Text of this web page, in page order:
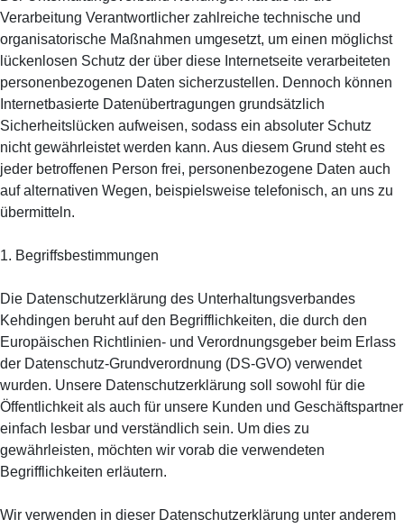
Verarbeitung Verantwortlicher zahlreiche technische und
organisatorische Maßnahmen umgesetzt, um einen möglichst
lückenlosen Schutz der über diese Internetseite verarbeiteten
personenbezogenen Daten sicherzustellen. Dennoch können
Internetbasierte Datenübertragungen grundsätzlich
Sicherheitslücken aufweisen, sodass ein absoluter Schutz
nicht gewährleistet werden kann. Aus diesem Grund steht es
jeder betroffenen Person frei, personenbezogene Daten auch
auf alternativen Wegen, beispielsweise telefonisch, an uns zu
übermitteln.
1. Begriffsbestimmungen
Die Datenschutzerklärung des Unterhaltungsverbandes
Kehdingen beruht auf den Begrifflichkeiten, die durch den
Europäischen Richtlinien- und Verordnungsgeber beim Erlass
der Datenschutz-Grundverordnung (DS-GVO) verwendet
wurden. Unsere Datenschutzerklärung soll sowohl für die
Öffentlichkeit als auch für unsere Kunden und Geschäftspartner
einfach lesbar und verständlich sein. Um dies zu
gewährleisten, möchten wir vorab die verwendeten
Begrifflichkeiten erläutern.
Wir verwenden in dieser Datenschutzerklärung unter anderem